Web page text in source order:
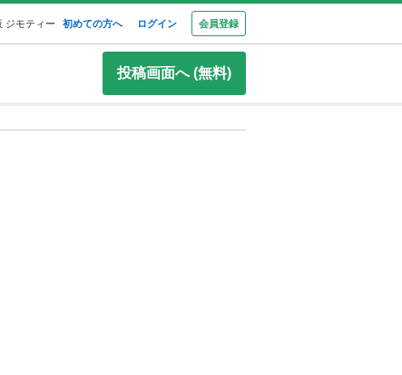
ジモティー 初めての方へ ログイン 会員登録
投稿画面へ (無料)